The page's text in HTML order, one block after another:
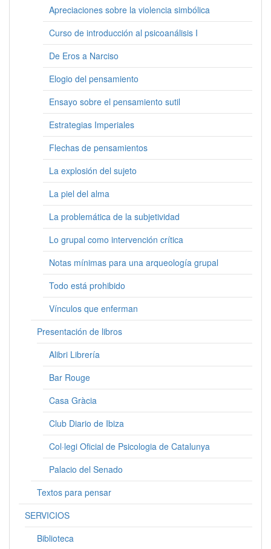
Apreciaciones sobre la violencia simbólica
Curso de introducción al psicoanálisis I
De Eros a Narciso
Elogio del pensamiento
Ensayo sobre el pensamiento sutil
Estrategias Imperiales
Flechas de pensamientos
La explosión del sujeto
La piel del alma
La problemática de la subjetividad
Lo grupal como intervención crítica
Notas mínimas para una arqueología grupal
Todo está prohibido
Vínculos que enferman
Presentación de libros
Alibri Librería
Bar Rouge
Casa Gràcia
Club Diario de Ibiza
Col·legi Oficial de Psicologia de Catalunya
Palacio del Senado
Textos para pensar
SERVICIOS
Biblioteca